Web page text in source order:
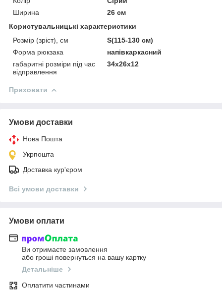
Ширина
26 см
Користувальницькі характеристики
Розмір (зріст), см
S(115-130 см)
Форма рюкзака
напівкаркасний
габаритні розміри під час
відправлення
34x26x12
Приховати
Умови доставки
Нова Пошта
Укрпошта
Доставка кур'єром
Всі умови доставки
Умови оплати
Ви отримаєте замовлення
або гроші повернуться на вашу картку
Детальніше
Оплатити частинами